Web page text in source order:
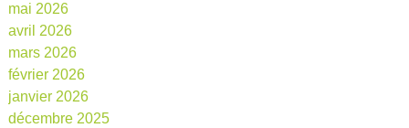
mai 2026
avril 2026
mars 2026
février 2026
janvier 2026
décembre 2025